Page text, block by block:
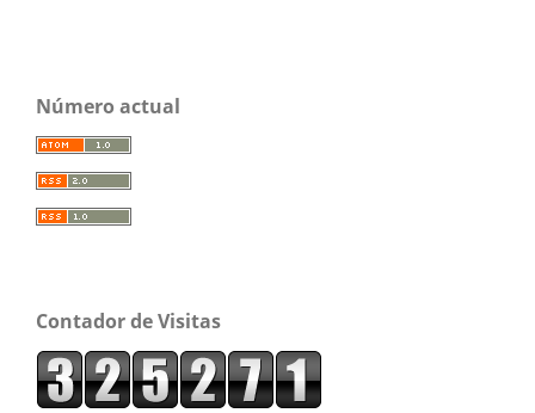
Número actual
Contador de Visitas